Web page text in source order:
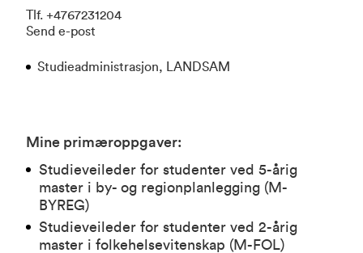
Tlf. +4767231204
Send e-post
Studieadministrasjon, LANDSAM
Mine primæroppgaver:
Studieveileder for studenter ved 5-årig
master i by- og regionplanlegging (M-
BYREG)
Studieveileder for studenter ved 2-årig
master i folkehelsevitenskap (M-FOL)